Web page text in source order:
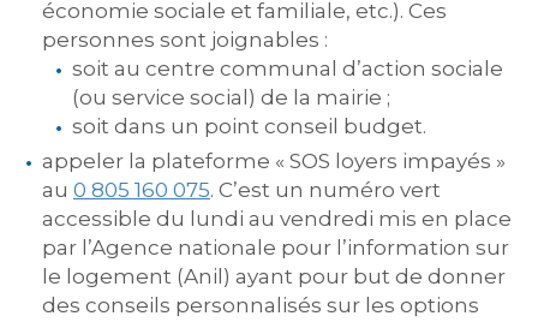
économie sociale et familiale, etc.). Ces
personnes sont joignables :
soit au centre communal d’action sociale
(ou service social) de la mairie ;
soit dans un point conseil budget.
appeler la plateforme « SOS loyers impayés »
au 0 805 160 075. C’est un numéro vert
accessible du lundi au vendredi mis en place
par l’Agence nationale pour l’information sur
le logement (Anil) ayant pour but de donner
des conseils personnalisés sur les options